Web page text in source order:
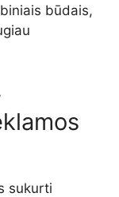
būdais,
sukurti